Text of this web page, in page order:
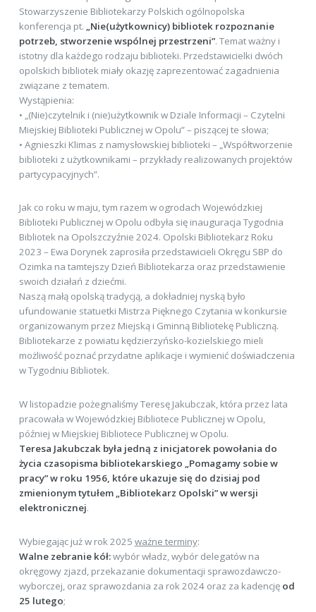
Stowarzyszenie Bibliotekarzy Polskich ogólnopolska
konferencja pt. „Nie(użytkownicy) bibliotek rozpoznanie
potrzeb, stworzenie wspólnej przestrzeni”. Temat ważny i
istotny dla każdego rodzaju biblioteki. Przedstawicielki dwóch
opolskich bibliotek miały okazję zaprezentować zagadnienia
związane z tematem.
Wystąpienia:
• „(Nie)czytelnik i (nie)użytkownik w Dziale Informacji – Czytelni
Miejskiej Biblioteki Publicznej w Opolu” – piszącej te słowa;
• Agnieszki Klimas z namysłowskiej biblioteki – „Współtworzenie
biblioteki z użytkownikami – przykłady realizowanych projektów
partycypacyjnych”.
Jak co roku w maju, tym razem w ogrodach Wojewódzkiej
Biblioteki Publicznej w Opolu odbyła się inauguracja Tygodnia
Bibliotek na Opolszczyźnie 2024. Opolski Bibliotekarz Roku
2023 – Ewa Dorynek zaprosiła przedstawicieli Okręgu SBP do
Ozimka na tamtejszy Dzień Bibliotekarza oraz przedstawienie
swoich działań z dziećmi.
Naszą małą opolską tradycją, a dokładniej nyską było
ufundowanie statuetki Mistrza Pięknego Czytania w konkursie
organizowanym przez Miejską i Gminną Bibliotekę Publiczną.
Bibliotekarze z powiatu kędzierzyńsko-kozielskiego mieli
możliwość poznać przydatne aplikacje i wymienić doświadczenia
w Tygodniu Bibliotek.
W listopadzie pożegnaliśmy Teresę Jakubczak, która przez lata
pracowała w Wojewódzkiej Bibliotece Publicznej w Opolu,
później w Miejskiej Bibliotece Publicznej w Opolu.
Teresa Jakubczak była jedną z inicjatorek powołania do
życia czasopisma bibliotekarskiego „Pomagamy sobie w
pracy” w roku 1956, które ukazuje się do dzisiaj pod
zmienionym tytułem „Bibliotekarz Opolski” w wersji
elektronicznej.
Wybiegając już w rok 2025 ważne terminy:
Walne zebranie kół:wybór władz, wybór delegatów na
okręgowy zjazd, przekazanie dokumentacji sprawozdawczo-
wyborczej, oraz sprawozdania za rok 2024 oraz za kadencję od
25 lutego;